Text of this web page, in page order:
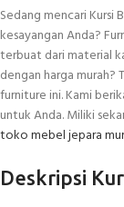
Sedang mencari Kursi
kesayangan Anda?
terbuat dari material
dengan harga
furniture ini. Kami
untuk Anda. Miliki
toko mebel jepara
Deskripsi